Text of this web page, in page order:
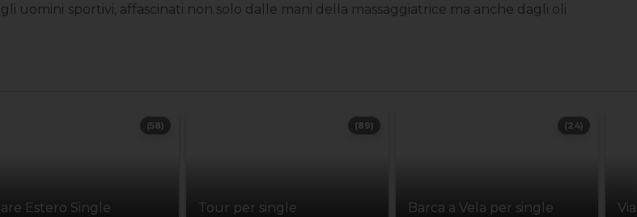
uomini sportivi, affascinati non solo dalle mani della massaggiatrice ma anche dagli oli
Estero Single
(58)
Tour per single
(89)
Barca a Vela per single
(24)